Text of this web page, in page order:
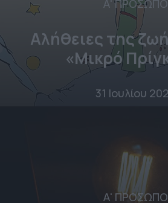
Α' ΠΡΟΣΩΠΟ
Αλήθειες της
«Μικρό
31 Ιουλίου
Α' ΠΡΟΣΩΠΟ